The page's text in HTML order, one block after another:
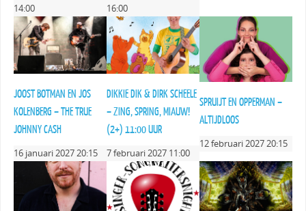
14:00
16:00
JOOST BOTMAN EN JOS
KOLENBERG – THE TRUE
JOHNNY CASH
16 januari 2027 20:15
DIKKIE DIK & DIRK SCHEELE
– ZING, SPRING, MIAUW!
(2+) 11:00 UUR
7 februari 2027 11:00
SPRUIJT EN OPPERMAN –
ALTIJDLOOS
12 februari 2027 20:15